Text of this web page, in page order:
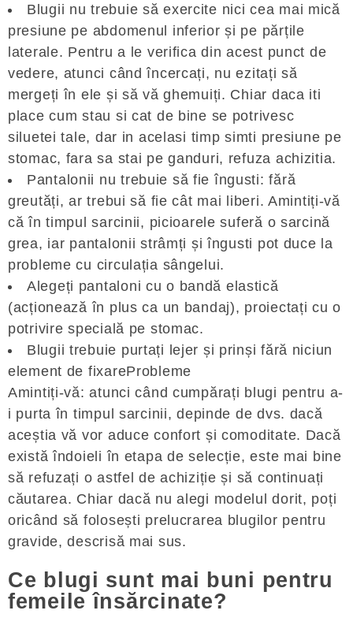
Blugii nu trebuie să exercite nici cea mai mică
presiune pe abdomenul inferior și pe părțile
laterale. Pentru a le verifica din acest punct de
vedere, atunci când încercați, nu ezitați să
mergeți în ele și să vă ghemuiți. Chiar daca iti
place cum stau si cat de bine se potrivesc
siluetei tale, dar in acelasi timp simti presiune pe
stomac, fara sa stai pe ganduri, refuza achizitia.
Pantalonii nu trebuie să fie îngusti: fără
greutăți, ar trebui să fie cât mai liberi. Amintiți-vă
că în timpul sarcinii, picioarele suferă o sarcină
grea, iar pantalonii strâmți și îngusti pot duce la
probleme cu circulația sângelui.
Alegeți pantaloni cu o bandă elastică
(acționează în plus ca un bandaj), proiectați cu o
potrivire specială pe stomac.
Blugii trebuie purtați lejer și prinși fără niciun
element de fixareProbleme
Amintiți-vă: atunci când cumpărați blugi pentru a-
i purta în timpul sarcinii, depinde de dvs. dacă
aceștia vă vor aduce confort și comoditate. Dacă
există îndoieli în etapa de selecție, este mai bine
să refuzați o astfel de achiziție și să continuați
căutarea. Chiar dacă nu alegi modelul dorit, poți
oricând să folosești prelucrarea blugilor pentru
gravide, descrisă mai sus.
Ce blugi sunt mai buni pentru
femeile însărcinate?